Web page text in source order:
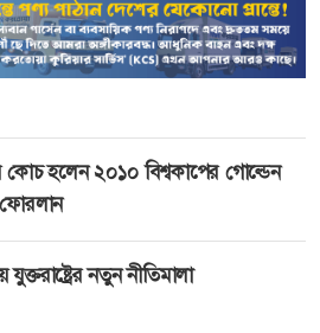
হলেন ২০১০ বিশ্বকাপের গোল্ডেন
যুক্তরাষ্ট্রের নতুন নীতিমালা